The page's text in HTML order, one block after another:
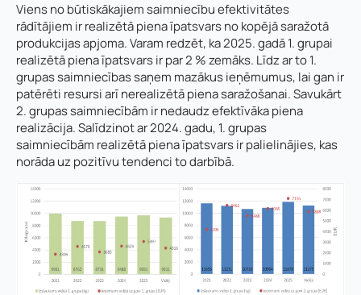
Viens no būtiskākajiem saimniecību efektivitātes
rādītājiem ir realizētā piena īpatsvars no kopējā saražotā
produkcijas apjoma. Varam redzēt, ka 2025. gadā 1. grupai
realizētā piena īpatsvars ir par 2 % zemāks. Līdz ar to 1.
grupas saimniecības saņem mazākus ieņēmumus, lai gan ir
patērēti resursi arī nerealizētā piena saražošanai. Savukārt
2. grupas saimniecībām ir nedaudz efektīvāka piena
realizācija. Salīdzinot ar 2024. gadu, 1. grupas
saimniecībām realizētā piena īpatsvars ir palielinājies, kas
norāda uz pozitīvu tendenci to darbībā.